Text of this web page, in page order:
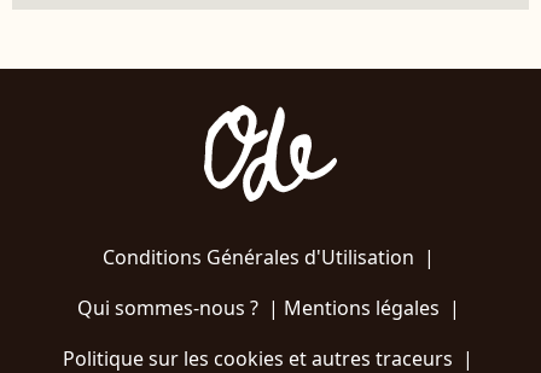
Conditions Générales d'Utilisation |
Qui sommes-nous ?| Mentions légales |
Politique sur les cookies et autres traceurs |